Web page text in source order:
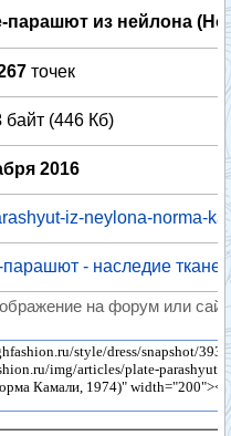
парашют из нейлона
точек
байт (446 Кб)
2016
iz-neylona-norma-
парашют - наследие
на форум или